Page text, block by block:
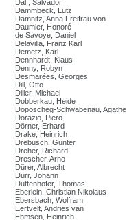
Dalí, Salvador
Dammbeck, Lutz
Damnitz, Anna Freifrau von
Daumier, Honoré
de Savoye, Daniel
Delavilla, Franz Karl
Demetz, Karl
Dennhardt, Klaus
Denny, Robyn
Desmarées, Georges
Dill, Otto
Diller, Michael
Dobberkau, Heide
Doposcheg-Schwabenau, Agathe
Dorazio, Piero
Dörner, Erhard
Drake, Heinrich
Drebusch, Günter
Dreher, Richard
Drescher, Arno
Dürer, Albrecht
Dürr, Johann
Duttenhöfer, Thomas
Eberlein, Christian Nikolaus
Ebersbach, Wolfram
Eertvelt, Andries van
Ehmsen, Heinrich